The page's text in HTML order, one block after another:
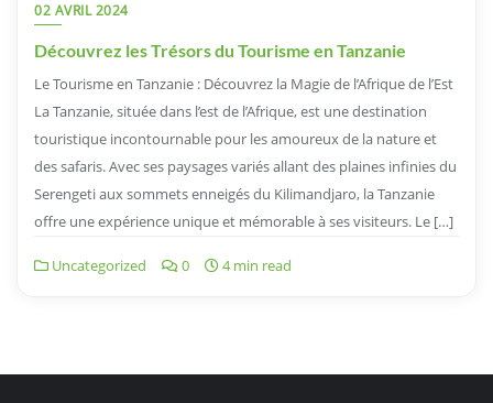
02 AVRIL 2024
Découvrez les Trésors du Tourisme en Tanzanie
Le Tourisme en Tanzanie : Découvrez la Magie de l’Afrique de l’Est
La Tanzanie, située dans l’est de l’Afrique, est une destination
touristique incontournable pour les amoureux de la nature et
des safaris. Avec ses paysages variés allant des plaines infinies du
Serengeti aux sommets enneigés du Kilimandjaro, la Tanzanie
offre une expérience unique et mémorable à ses visiteurs. Le […]
Uncategorized 0 4 min read